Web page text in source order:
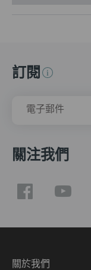
訂閱
電子郵件
關注我們
關於我們